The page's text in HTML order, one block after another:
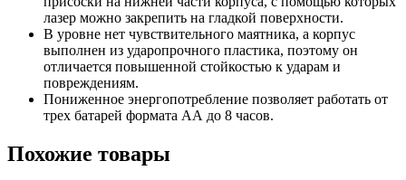
лазер можно закрепить на гладкой поверхности.
В уровне нет чувствительного маятника, а корпус
выполнен из ударопрочного пластика, поэтому он
отличается повышенной стойкостью к ударам и
повреждениям.
Пониженное энергопотребление позволяет работать от
трех батарей формата АА до 8 часов.
Похожие товары